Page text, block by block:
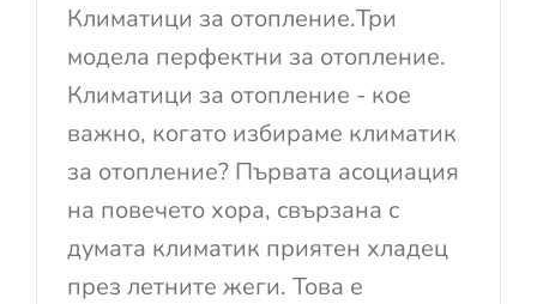
Климатици за отопление.Три
модела перфектни за отопление.
Климатици за отопление - кое
важно, когато избираме климатик
за отопление? Първата асоциация
на повечето хора, свързана с
думата климатик приятен хладец
през летните жеги. Това е